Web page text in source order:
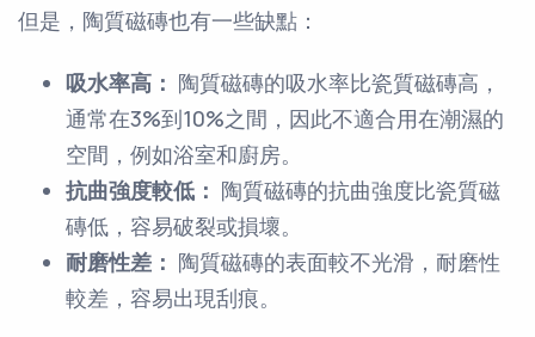
但是，陶質磁磚也有一些缺點：
吸水率高： 陶質磁磚的吸水率比瓷質磁磚高，
通常在3%到10%之間，因此不適合用在潮濕的
空間，例如浴室和廚房。
抗曲強度較低： 陶質磁磚的抗曲強度比瓷質磁
磚低，容易破裂或損壞。
耐磨性差： 陶質磁磚的表面較不光滑，耐磨性
較差，容易出現刮痕。